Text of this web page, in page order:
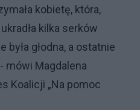
kobietę, która,
kilka serków
była głodna, a ostatnie
mówi Magdalena
Koalicji „Na pomoc